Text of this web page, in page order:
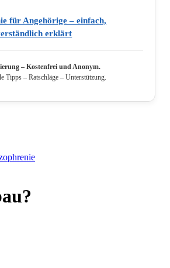
für Angehörige – einfach,
erklärt
– Kostenfrei und Anonym.
Tipps – Ratschläge – Unterstützung.